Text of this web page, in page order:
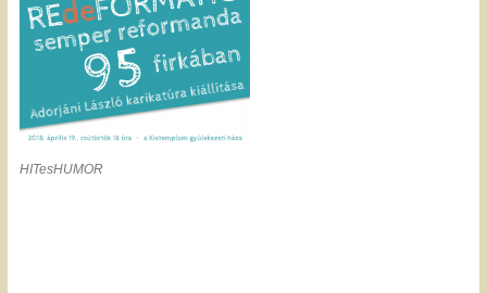
HITesHUMOR